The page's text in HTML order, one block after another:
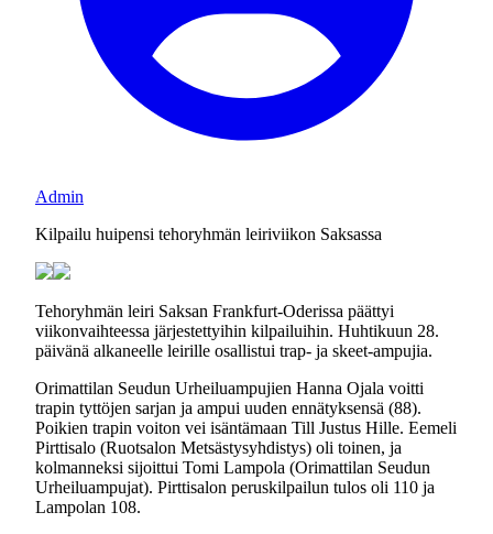
Admin
Kilpailu huipensi tehoryhmän leiriviikon Saksassa
Tehoryhmän leiri Saksan Frankfurt-Oderissa päättyi
viikonvaihteessa järjestettyihin kilpailuihin. Huhtikuun 28.
päivänä alkaneelle leirille osallistui trap- ja skeet-ampujia.
Orimattilan Seudun Urheiluampujien Hanna Ojala voitti
trapin tyttöjen sarjan ja ampui uuden ennätyksensä (88).
Poikien trapin voiton vei isäntämaan Till Justus Hille. Eemeli
Pirttisalo (Ruotsalon Metsästysyhdistys) oli toinen, ja
kolmanneksi sijoittui Tomi Lampola (Orimattilan Seudun
Urheiluampujat). Pirttisalon peruskilpailun tulos oli 110 ja
Lampolan 108.